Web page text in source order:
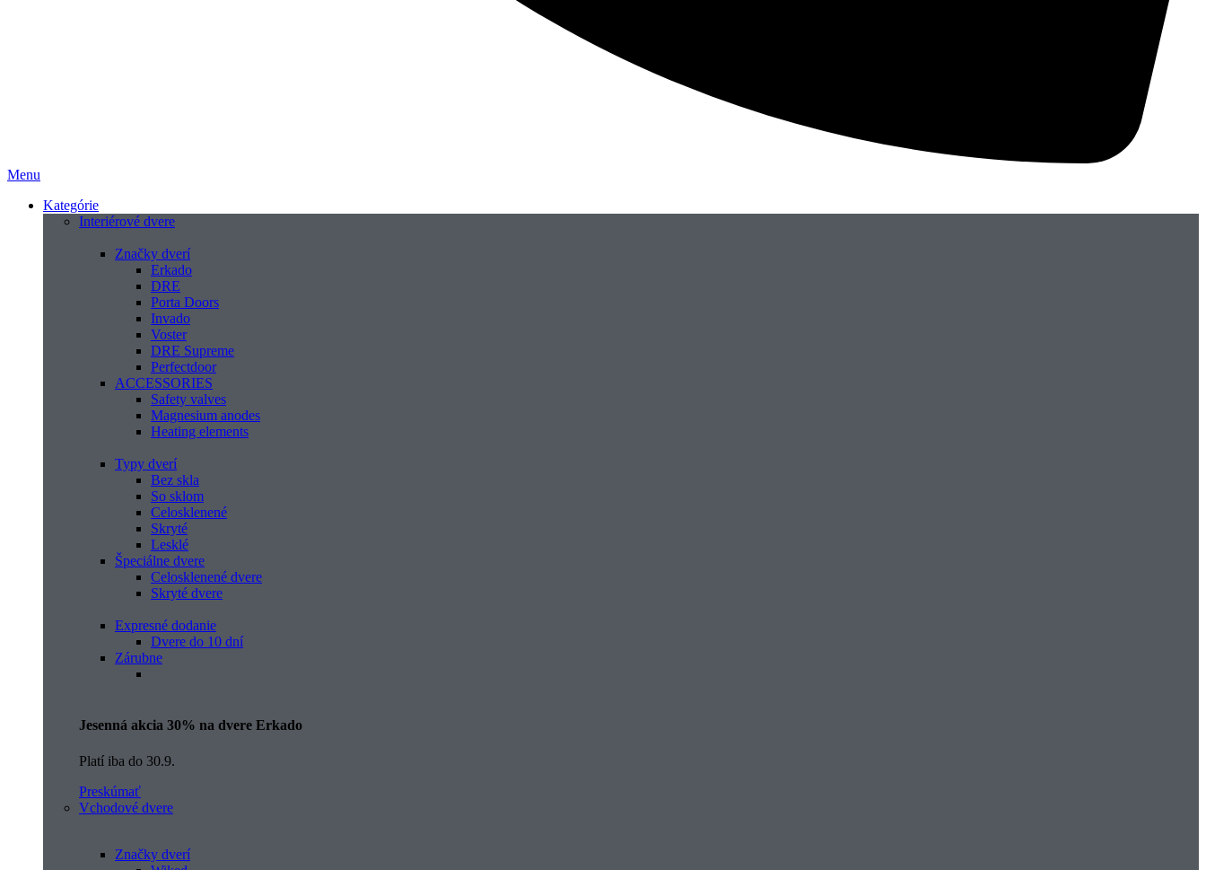
Menu
Kategórie
Interiérové dvere
Značky dverí
Erkado
DRE
Porta Doors
Invado
Voster
DRE Supreme
Perfectdoor
ACCESSORIES
Safety valves
Magnesium anodes
Heating elements
Typy dverí
Bez skla
So sklom
Celosklenené
Skryté
Lesklé
Špeciálne dvere
Celosklenené dvere
Skryté dvere
Expresné dodanie
Dvere do 10 dní
Zárubne
Jesenná akcia 30% na dvere Erkado
Platí iba do 30.9.
Preskúmať
Vchodové dvere
Značky dverí